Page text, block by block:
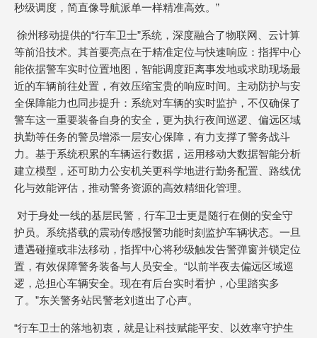
秒级调度，简直像导航派单一样精准高效。”
徐州移动提供的“行车卫士”系统，深度融合了物联网、云计算
等前沿技术。其首要亮点在于精准定位与快速响应：指挥中心
能依据警车实时位置地图，智能调度距离事发地或求助现场最
近的车辆前往处置，有效压缩宝贵的响应时间。主动防护与安
全保障能力也同步提升：系统对车辆的实时监护，不仅确保了
警车这一重要装备自身的安全，更为执行夜间巡逻、偏远区域
执勤等任务的警员增添一层安心保障，有力支撑了警务战斗
力。基于系统积累的车辆运行数据，运用移动大数据智能分析
建立模型，还可助力公安机关更科学地进行勤务配置、路线优
化与效能评估，推动警务资源的高效精细化管理。
对于身处一线的基层民警，行车卫士更是随行在侧的安全守
护员。系统搭载的震动传感报警功能时刻监护车辆状态。一旦
遭遇碰撞或非法移动，指挥中心将秒级触发告警弹窗并锁定位
置，有效保障警务装备与人员安全。“以前半夜去偏远区域巡
逻，总担心车辆安全。现在有后台实时看护，心里踏实多
了。”东关警务站民警老刘道出了心声。
“行车卫士的落地初衷，就是让科技赋能平安、以效率守护生